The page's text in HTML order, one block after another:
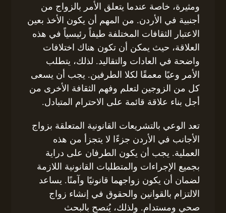
ومثيرة، خاصة عندما يتعلق الأمر بالزواج من
أجنبية في الأردن. من المهم أن يكون الأخذ بعين
الاعتبار الثقافات المختلفة طيفاً رئيسياً في هذه
العلاقة، حيث يمكن أن تكون هناك اختلافات
واضحة في العادات والتقاليد. لذلك، يتطلب
الأمر وعيًا معمقًا لكلا الطرفين. يجب أن يسعى
كل من الزوجين لتعلم وفهم الثقافة الأخرى من
أجل بناء علاقة قائمة على الاحترام المتبادل.
تعد الوعي بالتشريعات القانونية المتعلقة بزواج
الأجانب في الأردن جزءًا لا يتجزأ من هذه
العملية. يجب أن يكون الطرفان على دراية
بجميع الإجراءات والمتطلبات القانونية اللازمة
لضمان أن يكون زواجهما قانونيًا وآمنًا. يساعد
الالتزام بالقوانين والحقوق في إنشاء زواج
صحي ومستدام. ولذلك، يُنصح بالبحث